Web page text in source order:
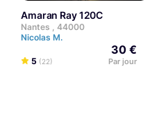
Amaran Ray 120C
Nantes , 44000
Nicolas M.
5 (22)
30 €
Par jour